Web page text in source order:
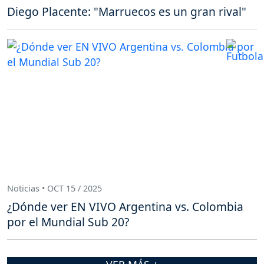
Diego Placente: "Marruecos es un gran rival"
Noticias • OCT 15 / 2025
¿Dónde ver EN VIVO Argentina vs. Colombia
por el Mundial Sub 20?